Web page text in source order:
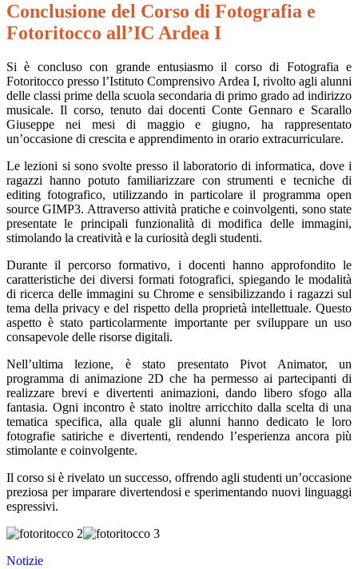
Conclusione del Corso di Fotografia e
Fotoritocco all’IC Ardea I
Si è concluso con grande entusiasmo il corso di Fotografia e
Fotoritocco presso l’Istituto Comprensivo Ardea I, rivolto agli alunni
delle classi prime della scuola secondaria di primo grado ad indirizzo
musicale. Il corso, tenuto dai docenti Conte Gennaro e Scarallo
Giuseppe nei mesi di maggio e giugno, ha rappresentato
un’occasione di crescita e apprendimento in orario extracurriculare.
Le lezioni si sono svolte presso il laboratorio di informatica, dove i
ragazzi hanno potuto familiarizzare con strumenti e tecniche di
editing fotografico, utilizzando in particolare il programma open
source GIMP3. Attraverso attività pratiche e coinvolgenti, sono state
presentate le principali funzionalità di modifica delle immagini,
stimolando la creatività e la curiosità degli studenti.
Durante il percorso formativo, i docenti hanno approfondito le
caratteristiche dei diversi formati fotografici, spiegando le modalità
di ricerca delle immagini su Chrome e sensibilizzando i ragazzi sul
tema della privacy e del rispetto della proprietà intellettuale. Questo
aspetto è stato particolarmente importante per sviluppare un uso
consapevole delle risorse digitali.
Nell’ultima lezione, è stato presentato Pivot Animator, un
programma di animazione 2D che ha permesso ai partecipanti di
realizzare brevi e divertenti animazioni, dando libero sfogo alla
fantasia. Ogni incontro è stato inoltre arricchito dalla scelta di una
tematica specifica, alla quale gli alunni hanno dedicato le loro
fotografie satiriche e divertenti, rendendo l’esperienza ancora più
stimolante e coinvolgente.
Il corso si è rivelato un successo, offrendo agli studenti un’occasione
preziosa per imparare divertendosi e sperimentando nuovi linguaggi
espressivi.
Notizie